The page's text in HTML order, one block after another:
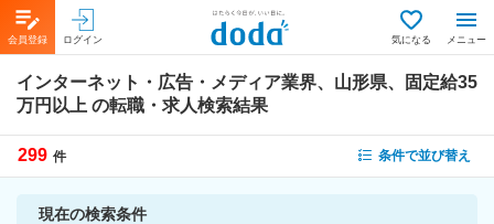
会員登録 ログイン 気になる メニュー
インターネット・広告・メディア業界、山形県、固定給35
万円以上 の転職・求人検索結果
299 件 条件で並び替え
現在の検索条件